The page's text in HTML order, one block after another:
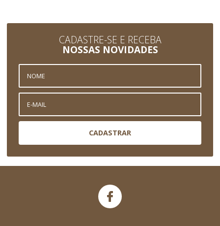
CADASTRE-SE E RECEBA
NOSSAS NOVIDADES
CADASTRAR